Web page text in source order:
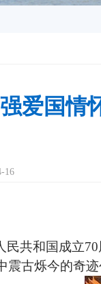
爱国
16
民共和国成立70
震古烁今的奇